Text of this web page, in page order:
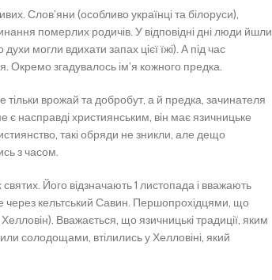
Слов’яни (особливо українці та білоруси),
померлих родичів. У відповідні дні люди йшли
могли вдихати запах цієї їжі). А під час
Окремо згадувалось ім’я кожного предка.
тільки врожай та добробут, а й предка, зачинателя
насправді християнським, він має язичницьке
такі обряди не зникли, але дещо
з часом.
Його відзначають 1 листопада і вважають
через кельтський Савин. Першопрохідцями, що
Вважається, що язичницькі традиції, яким
солодощами, втілились у Хелловіні, який